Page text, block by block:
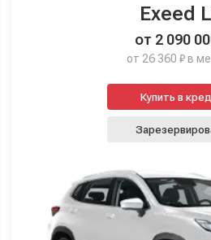
Exeed
от 2 090
от 26 360 ₽ в
Купить в